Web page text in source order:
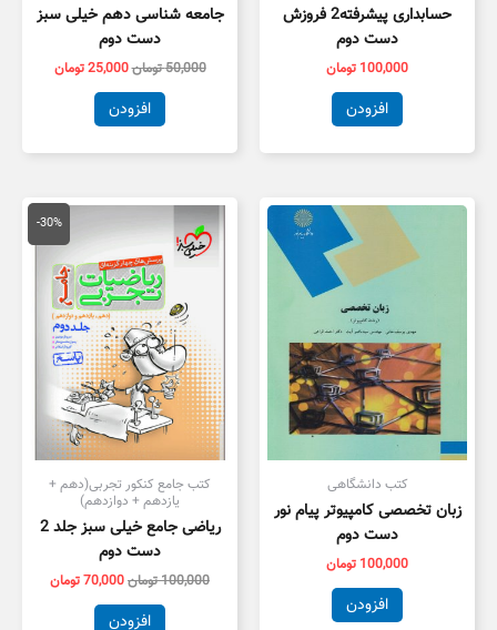
حسابداری پیشرفته2 فروزش
دست دوم
100,000 تومان
افزودن
جامعه شناسی دهم خیلی سبز
دست دوم
50,000تومان25,000تومان
افزودن
کتب دانشگاهی
زبان تخصصی کامپیوتر پیام نور
دست دوم
100,000 تومان
افزودن
-30%
کتب جامع کنکور تجربی(دهم +
یازدهم + دوازدهم)
ریاضی جامع خیلی سبز جلد 2
دست دوم
100,000تومان
قیمت
100,000 تومان
بود.
70,000تومان
قیمت
فعلی
افزودن